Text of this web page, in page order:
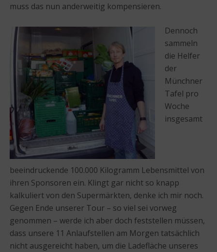
muss das nun anderweitig kompensieren.
Dennoch
sammeln
die Helfer
der
Münchner
Tafel pro
Woche
insgesamt
beeindruckende 100.000 Kilogramm Lebensmittel von
ihren Sponsoren ein. Klingt gar nicht so knapp
kalkuliert von den Supermärkten, denke ich mir noch.
Gegen Ende unserer Tour – so viel sei vorweg
genommen – werde ich aber doch feststellen müssen,
dass unsere 11 Anlaufstellen am Morgen tatsächlich
nicht ausgereicht haben, um die Ladefläche unseres